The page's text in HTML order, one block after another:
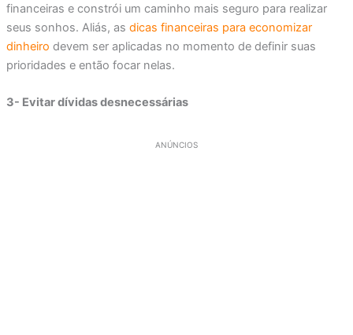
financeiras e constrói um caminho mais seguro para realizar
seus sonhos. Aliás, as dicas financeiras para economizar
dinheiro devem ser aplicadas no momento de definir suas
prioridades e então focar nelas.
3- Evitar dívidas desnecessárias
ANÚNCIOS